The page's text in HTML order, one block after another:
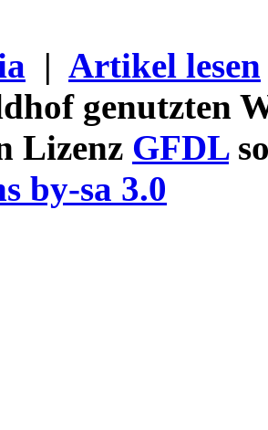
| Artikel lesen
genutzten
Lizenz GFDL
by-sa 3.0